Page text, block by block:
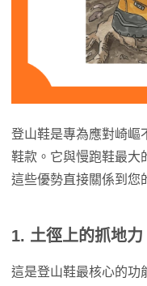
登山鞋是專為應對崎嶇
鞋款。它與慢跑鞋最大
這些優勢直接關係到您
1. 土徑上的抓地力
這是登山鞋最核心的功